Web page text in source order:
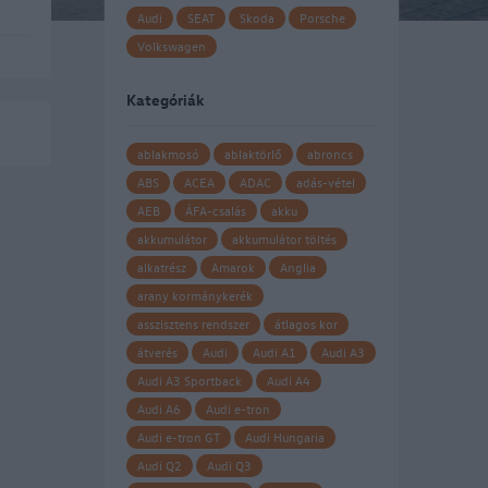
Audi SEAT Skoda
Porsche
Volkswagen
Kategóriák
ablakmosó ablaktörlő
abroncs
ABS
ACEA ADAC
adás-vétel
AEB
ÁFA-csalás
akku
akkumulátor
akkumulátor töltés
alkatrész
Amarok
Anglia
arany kormánykerék
asszisztens rendszer
átlagos kor
átverés
Audi Audi A1
Audi A3
Audi A3 Sportback
Audi A4
Audi A6
Audi e-tron
Audi e-tron GT
Audi Hungaria
Audi Q2
Audi Q3